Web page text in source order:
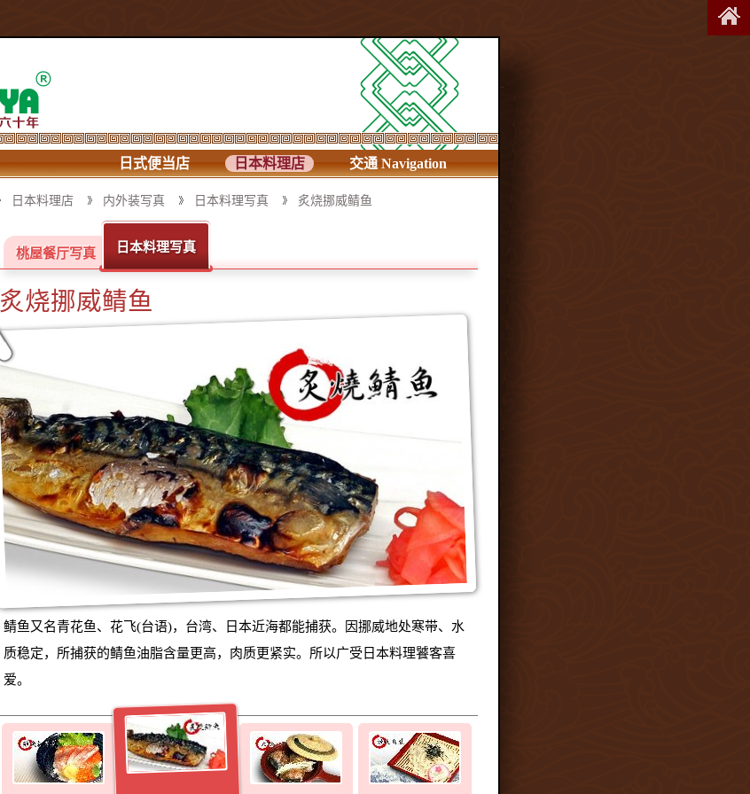
日式便当店 日本料理店 交通 Navigation
日本料理店 内外装写真 日本料理写真 炙烧挪威鲭鱼
桃屋餐厅写真 日本料理写真
炙烧挪威鲭鱼
鲭鱼又名青花鱼、花飞(台语)，台湾、日本近海都能捕获。因挪威地处寒带、水
质稳定，所捕获的鲭鱼油脂含量更高，肉质更紧实。所以广受日本料理饕客喜
爱。